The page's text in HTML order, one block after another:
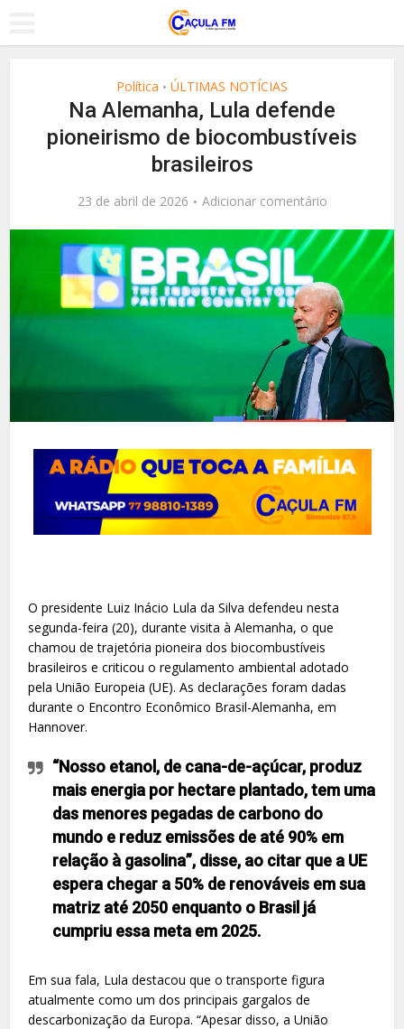
Política • ÚLTIMAS NOTÍCIAS
Na Alemanha, Lula defende
pioneirismo de biocombustíveis
brasileiros
23 de abril de 2026 Adicionar comentário
O presidente Luiz Inácio Lula da Silva defendeu nesta
segunda-feira (20), durante visita à Alemanha, o que
chamou de trajetória pioneira dos biocombustíveis
brasileiros e criticou o regulamento ambiental adotado
pela União Europeia (UE). As declarações foram dadas
durante o Encontro Econômico Brasil-Alemanha, em
Hannover.
“Nosso etanol, de cana-de-açúcar, produz
mais energia por hectare plantado, tem uma
das menores pegadas de carbono do
mundo e reduz emissões de até 90% em
relação à gasolina”, disse, ao citar que a UE
espera chegar a 50% de renováveis em sua
matriz até 2050 enquanto o Brasil já
cumpriu essa meta em 2025.
Em sua fala, Lula destacou que o transporte figura
atualmente como um dos principais gargalos de
descarbonização da Europa. “Apesar disso, a União